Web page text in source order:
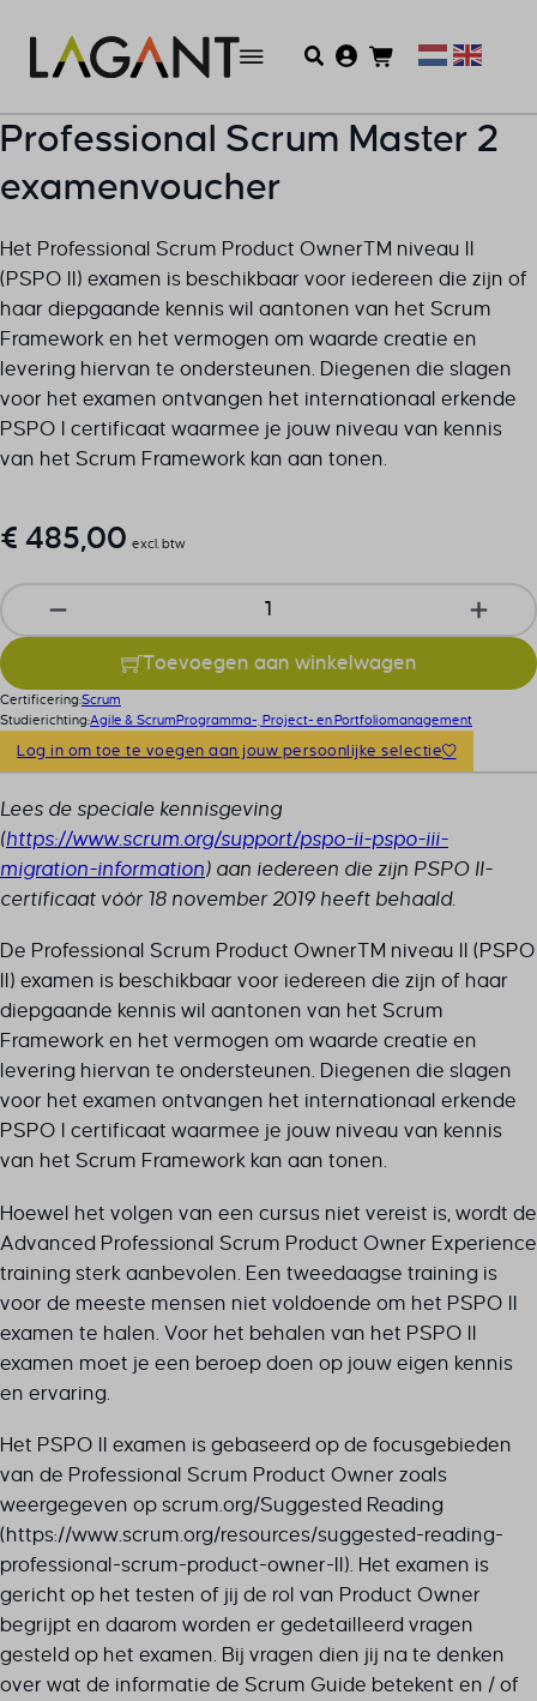
Professional Scrum Master 2
examenvoucher
Het Professional Scrum Product OwnerTM niveau II
(PSPO II) examen is beschikbaar voor iedereen die zijn of
haar diepgaande kennis wil aantonen van het Scrum
Framework en het vermogen om waarde creatie en
levering hiervan te ondersteunen. Diegenen die slagen
voor het examen ontvangen het internationaal erkende
PSPO I certificaat waarmee je jouw niveau van kennis
van het Scrum Framework kan aan tonen.
€ 485,00 excl. btw
Professional Scrum Master 2 examenvoucher aantal
Toevoegen aan winkelwagen
Certificering:Scrum
Studierichting:Agile & ScrumProgramma-, Project- en Portfoliomanagement
Log in om toe te voegen aan jouw persoonlijke selectie
Lees de speciale kennisgeving
(https://www.scrum.org/support/pspo-ii-pspo-iii-
migration-information) aan iedereen die zijn PSPO II-
certificaat vóór 18 november 2019 heeft behaald.
De Professional Scrum Product OwnerTM niveau II (PSPO
II) examen is beschikbaar voor iedereen die zijn of haar
diepgaande kennis wil aantonen van het Scrum
Framework en het vermogen om waarde creatie en
levering hiervan te ondersteunen. Diegenen die slagen
voor het examen ontvangen het internationaal erkende
PSPO I certificaat waarmee je jouw niveau van kennis
van het Scrum Framework kan aan tonen.
Hoewel het volgen van een cursus niet vereist is, wordt de
Advanced Professional Scrum Product Owner Experience
training sterk aanbevolen. Een tweedaagse training is
voor de meeste mensen niet voldoende om het PSPO II
examen te halen. Voor het behalen van het PSPO II
examen moet je een beroep doen op jouw eigen kennis
en ervaring.
Het PSPO II examen is gebaseerd op de focusgebieden
van de Professional Scrum Product Owner zoals
weergegeven op scrum.org/Suggested Reading
(https://www.scrum.org/resources/suggested-reading-
professional-scrum-product-owner-II). Het examen is
gericht op het testen of jij de rol van Product Owner
begrijpt en daarom worden er gedetailleerd vragen
gesteld op het examen. Bij vragen dien jij na te denken
over wat de informatie de Scrum Guide betekent en / of